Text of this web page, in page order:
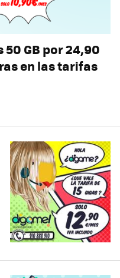
GB por 24,90
en las tarifas